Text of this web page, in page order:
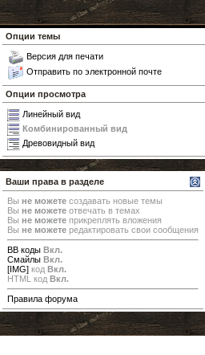
Опции темы
Версия для печати
Отправить по электронной почте
Опции просмотра
Линейный вид
Комбинированный вид
Древовидный вид
Ваши права в разделе
Вы не можете создавать новые темы
Вы не можете отвечать в темах
Вы не можете прикреплять вложения
Вы не можете редактировать свои сообщения
BB коды Вкл.
Смайлы Вкл.
[IMG] код Вкл.
HTML код Вкл.
Правила форума